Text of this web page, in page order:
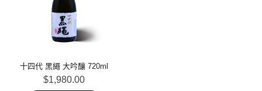
十四代 黑繩 大吟釀 720ml
$1,980.00